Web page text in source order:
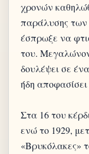
χρονών
παράλυσης των
έσπρωξε να
του.
δουλέψει σε
ήδη
Στα 16 του
ενώ το 1929,
«Βρυκόλακες»